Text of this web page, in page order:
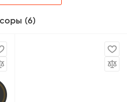
(6)